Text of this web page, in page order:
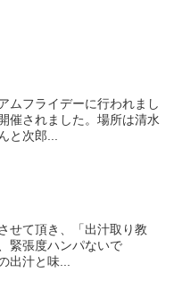
ムフライデーに行われまし
催されました。場所は清水
と次郎...
せて頂き、「出汁取り教
緊張度ハンパないで
出汁と味...